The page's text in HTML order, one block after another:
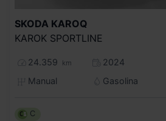
SKODA KAROQ
KAROK SPORTLINE
24.359 km
2024
Manual
Gasolina
C